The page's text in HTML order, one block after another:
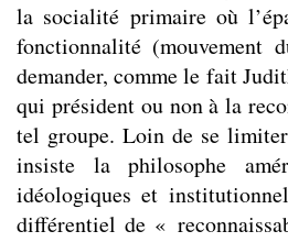
la socialité primaire où
fonctionnalité
demander, comme le fait
qui président ou non à la
tel groupe. Loin de se
insiste la philosophe
idéologiques et
différentiel de «